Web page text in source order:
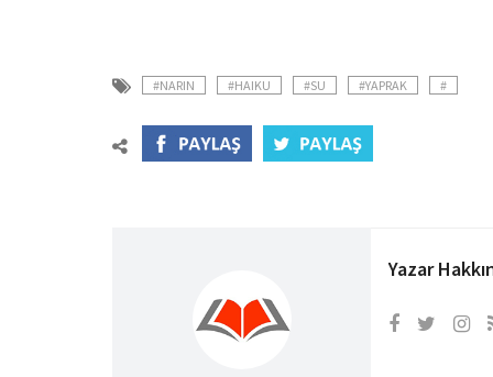
#NARIN #HAIKU #SU #YAPRAK #
Yazar